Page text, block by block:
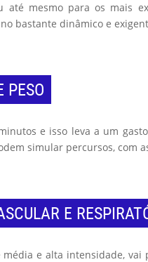
mesmo para os mais
bastante dinâmico e
PESO
e isso leva a um
simular percursos,
E
e alta intensidade,